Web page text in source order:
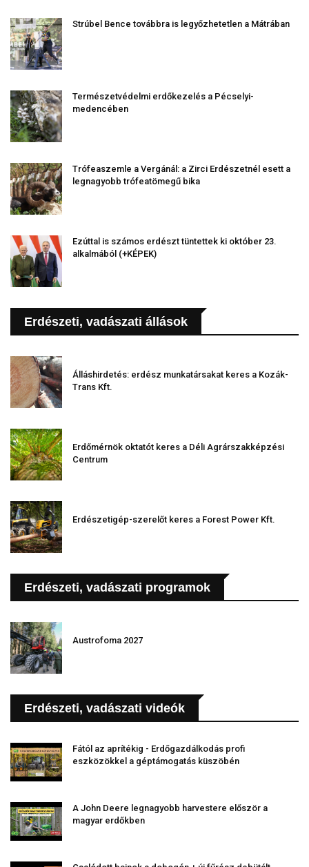
Strúbel Bence továbbra is legyőzhetetlen a Mátrában
Természetvédelmi erdőkezelés a Pécselyi-
medencében
Trófeaszemle a Vergánál: a Zirci Erdészetnél esett a
legnagyobb trófeatömegű bika
Ezúttal is számos erdészt tüntettek ki október 23.
alkalmából (+KÉPEK)
Erdészeti, vadászati állások
Álláshirdetés: erdész munkatársakat keres a Kozák-
Trans Kft.
Erdőmérnök oktatót keres a Déli Agrárszakképzési
Centrum
Erdészetigép-szerelőt keres a Forest Power Kft.
Erdészeti, vadászati programok
Austrofoma 2027
Erdészeti, vadászati videók
Fától az aprítékig - Erdőgazdálkodás profi
eszközökkel a géptámogatás küszöbén
A John Deere legnagyobb harvestere először a
magyar erdőkben